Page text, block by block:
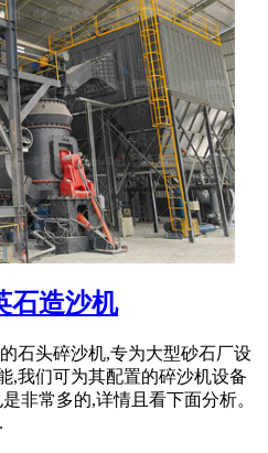
石造沙机
石头碎沙机,专为大型砂石厂设
,我们可为其配置的碎沙机设备
非常多的,详情且看下面分析。